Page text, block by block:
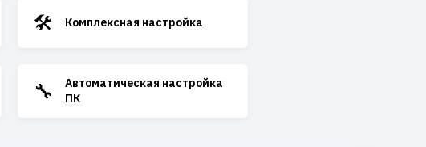
🛠️ Комплексная настройка
🔧
Автоматическая настройка
ПК